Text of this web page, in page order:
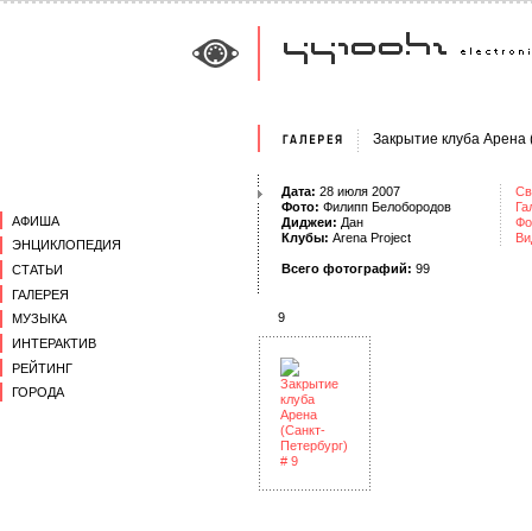
АФИША
ЭНЦИКЛОПЕДИЯ
СТАТЬИ
ГАЛЕРЕЯ
МУЗЫКА
ИНТЕРАКТИВ
РЕЙТИНГ
ГОРОДА
Закрытие клуба Арена
Дата: 28 июля 2007
Фото: Филипп Белобородов
Диджеи: Дан
Клубы: Arena Project
Всего фотографий: 99
9